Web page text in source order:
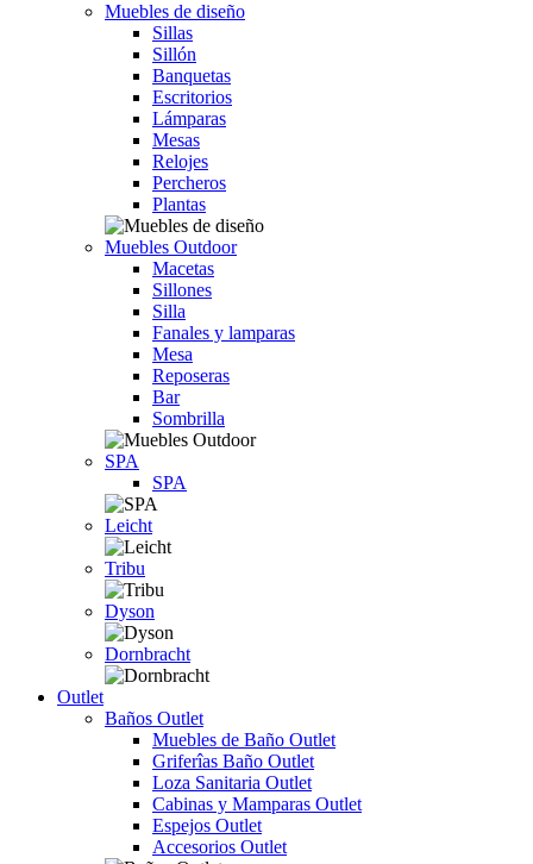
Muebles de diseño
Sillas
Sillón
Banquetas
Escritorios
Lámparas
Mesas
Relojes
Percheros
Plantas
Muebles Outdoor
Macetas
Sillones
Silla
Fanales y lamparas
Mesa
Reposeras
Bar
Sombrilla
SPA
SPA
Leicht
Tribu
Dyson
Dornbracht
Outlet
Baños Outlet
Muebles de Baño Outlet
Griferîas Baño Outlet
Loza Sanitaria Outlet
Cabinas y Mamparas Outlet
Espejos Outlet
Accesorios Outlet